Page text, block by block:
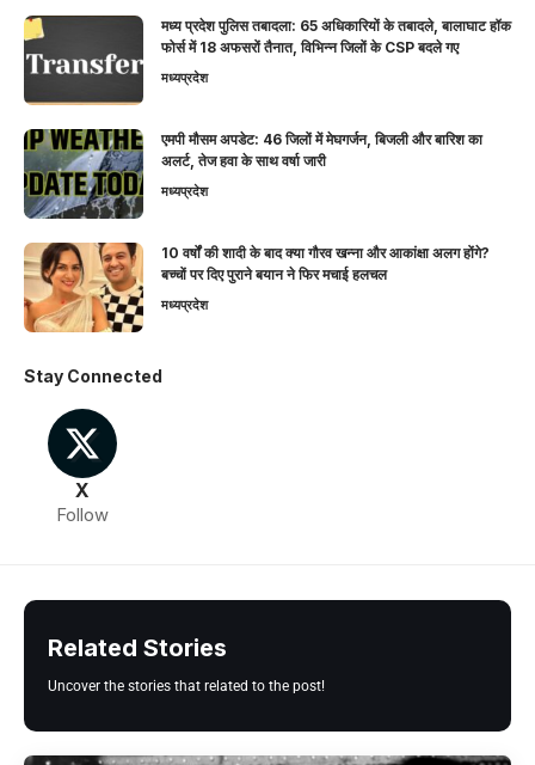
मध्य प्रदेश पुलिस तबादला: 65 अधिकारियों के तबादले, बालाघाट हॉक
फोर्स में 18 अफसरों तैनात, विभिन्न जिलों के CSP बदले गए
मध्यप्रदेश
एमपी मौसम अपडेट: 46 जिलों में मेघगर्जन, बिजली और बारिश का
अलर्ट, तेज हवा के साथ वर्षा जारी
मध्यप्रदेश
10 वर्षों की शादी के बाद क्या गौरव खन्ना और आकांक्षा अलग होंगे?
बच्चों पर दिए पुराने बयान ने फिर मचाई हलचल
मध्यप्रदेश
Stay Connected
X
Follow
Related Stories
Uncover the stories that related to the post!